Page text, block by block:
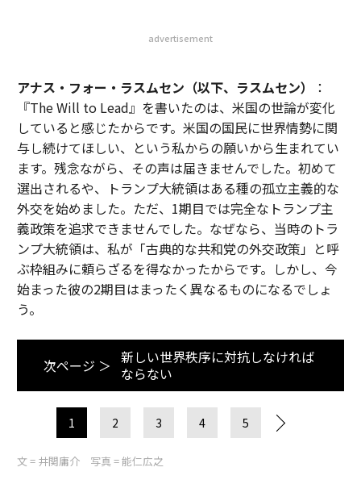
advertisement
アナス・フォー・ラスムセン（以下、ラスムセン）
：
『The Will to Lead』を書いたのは、米国の世論が変化
していると感じたからです。米国の国民に世界情勢に関
与し続けてほしい、という私からの願いから生まれてい
ます。残念ながら、その声は届きませんでした。初めて
選出されるや、トランプ大統領はある種の孤立主義的な
外交を始めました。ただ、1期目では完全なトランプ主
義政策を追求できませんでした。なぜなら、当時のトラ
ンプ大統領は、私が「古典的な共和党の外交政策」と呼
ぶ枠組みに頼らざるを得なかったからです。しかし、今
始まった彼の2期目はまったく異なるものになるでしょ
う。
次ページ ＞ 新しい世界秩序に対抗しなければ
ならない
1 2 3 4 5
文 = 井関庸介 写真 = 能仁広之